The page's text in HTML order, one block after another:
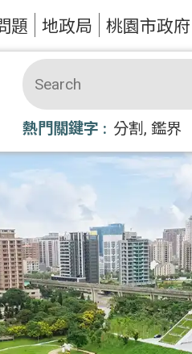
題 地政局 桃園市政府
熱門關鍵字 分割 鑑界